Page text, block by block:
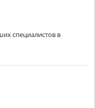
специалистов в